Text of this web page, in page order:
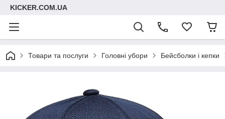
KICKER.COM.UA
Товари та послуги Головні убори Бейсболки і кепки